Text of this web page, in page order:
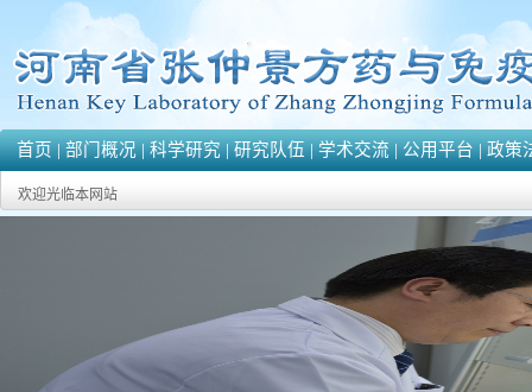
首页|部门概况|科学研究|研究队伍|学术交流|公用平台|政策
欢迎光临本网站